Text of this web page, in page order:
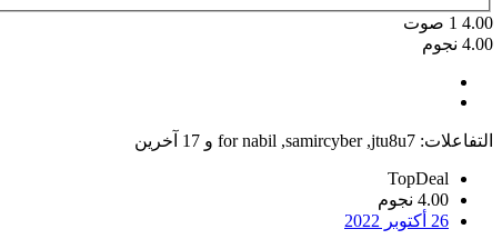
4.00
1 صوت
4.00 نجوم
التفاعلات: jtu8u7
,
samircyber
,
for nabil و 17 آخرين
TopDeal
4.00 نجوم
26 أكتوبر 2022